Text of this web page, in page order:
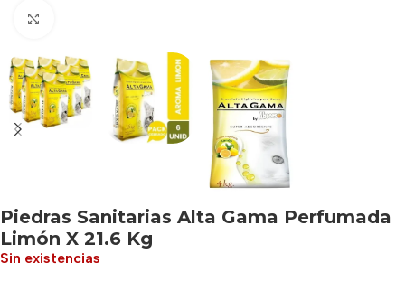
Piedras Sanitarias Alta Gama Perfumada
Limón X 21.6 Kg
Sin existencias